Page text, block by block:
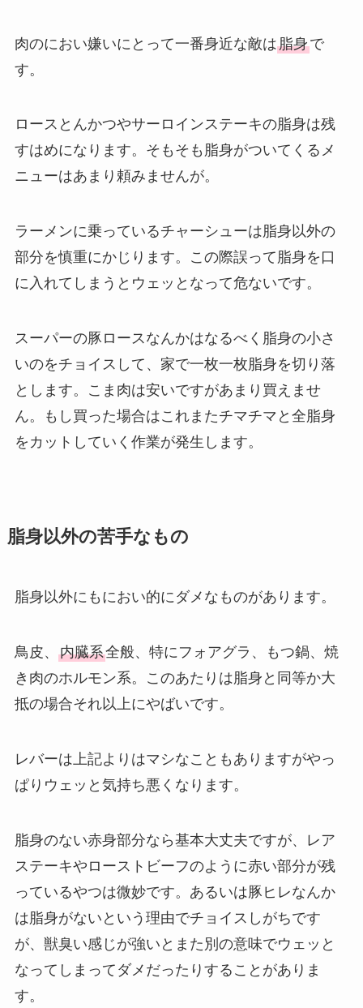
肉のにおい嫌いにとって一番身近な敵は脂身で
す。
ロースとんかつやサーロインステーキの脂身は残
すはめになります。そもそも脂身がついてくるメ
ニューはあまり頼みませんが。
ラーメンに乗っているチャーシューは脂身以外の
部分を慎重にかじります。この際誤って脂身を口
に入れてしまうとウェッとなって危ないです。
スーパーの豚ロースなんかはなるべく脂身の小さ
いのをチョイスして、家で一枚一枚脂身を切り落
とします。こま肉は安いですがあまり買えませ
ん。もし買った場合はこれまたチマチマと全脂身
をカットしていく作業が発生します。
脂身以外の苦手なもの
脂身以外にもにおい的にダメなものがあります。
鳥皮、 内臓系全般、特にフォアグラ、もつ鍋、焼
き肉のホルモン系。このあたりは脂身と同等か大
抵の場合それ以上にやばいです。
レバーは上記よりはマシなこともありますがやっ
ぱりウェッと気持ち悪くなります。
脂身のない赤身部分なら基本大丈夫ですが、レア
ステーキやローストビーフのように赤い部分が残
っているやつは微妙です。あるいは豚ヒレなんか
は脂身がないという理由でチョイスしがちです
が、獣臭い感じが強いとまた別の意味でウェッと
なってしまってダメだったりすることがありま
す。